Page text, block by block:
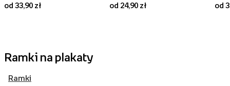
od 33,90 zł
od 24,90 zł
od
Ramki na plakaty
Ramki